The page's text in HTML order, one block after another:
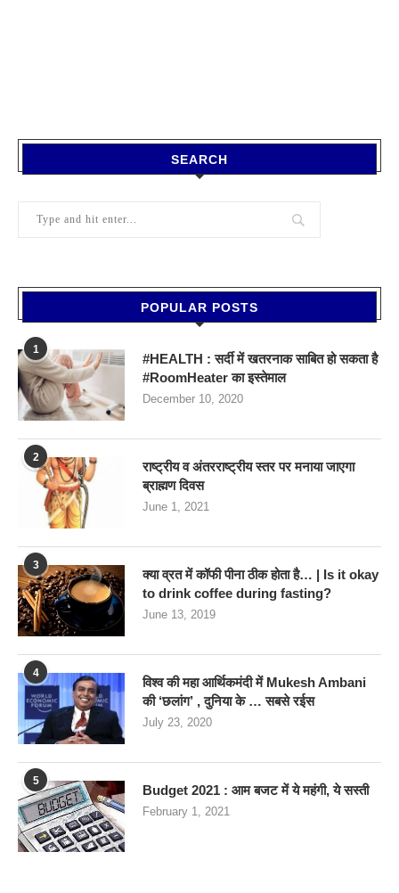
SEARCH
POPULAR POSTS
1
#HEALTH : सर्दी में खतरनाक साबित हो सकता है
#RoomHeater का इस्तेमाल
December 10, 2020
2
राष्ट्रीय व अंतरराष्ट्रीय स्तर पर मनाया जाएगा
ब्राह्मण दिवस
June 1, 2021
3
क्या व्रत में कॉफी पीना ठीक होता है… | Is it okay
to drink coffee during fasting?
June 13, 2019
4
विश्व की महा आर्थिकमंदी में Mukesh Ambani
की ‘छलांग’ , दुनिया के … सबसे रईस
July 23, 2020
5
Budget 2021 : आम बजट में ये महंगी, ये सस्‍ती
February 1, 2021